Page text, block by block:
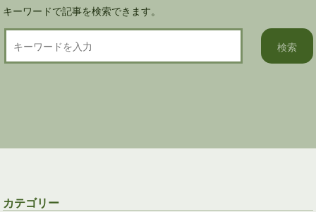
キーワードで記事を検索できます。
カテゴリー